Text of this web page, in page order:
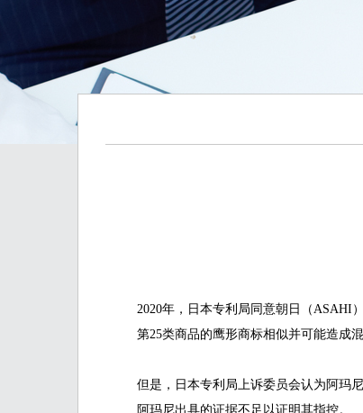
2020年，日本专利局同意朝日（ASAHI
第25类商品的鹰形商标相似并可能造成
但是，日本专利局上诉委员会认为阿玛
阿玛尼出具的证据不足以证明其指控。